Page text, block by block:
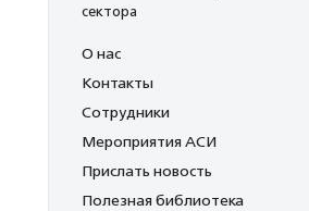
сектора
О нас
Контакты
Сотрудники
Мероприятия АСИ
Прислать новость
Полезная библиотека